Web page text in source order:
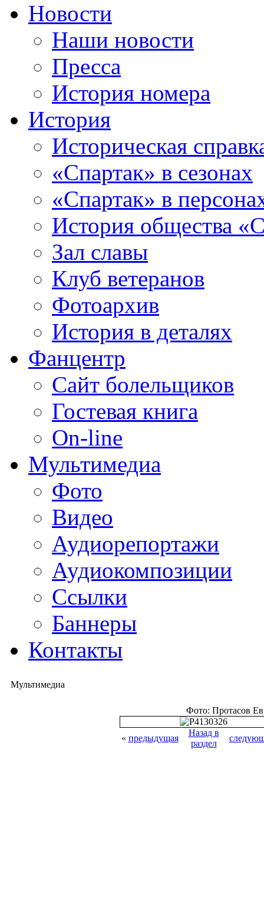
Новости
Наши новости
Пресса
История номера
История
Историческая
«Спартак» в сезонах
«Спартак» в
История общества
Зал славы
Клуб ветеранов
Фотоархив
История в деталях
Фанцентр
Сайт болельщиков
Гостевая книга
On-line
Мультимедиа
Фото
Видео
Аудиорепортажи
Аудиокомпозиции
Ссылки
Баннеры
Контакты
Мультимедиа
Фото: Протасов
« предыдущая
Назад в
раздел